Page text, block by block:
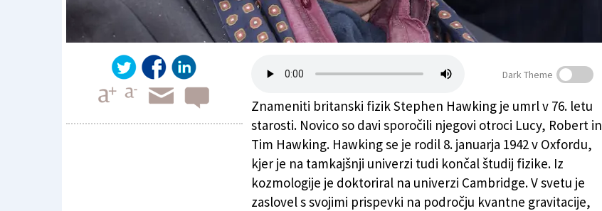
Umrl britanski fizik Stephen Hawking
Dark Theme
Znameniti britanski fizik Stephen Hawking je umrl v 76. letu
starosti. Novico so davi sporočili njegovi otroci Lucy, Robert in
Tim Hawking. Hawking se je rodil 8. januarja 1942 v Oxfordu,
kjer je na tamkajšnji univerzi tudi končal študij fizike. Iz
kozmologije je doktoriral na univerzi Cambridge. V svetu je
zaslovel s svojimi prispevki na področju kvantne gravitacije,